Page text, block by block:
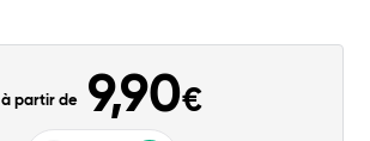
à partir de 9,90€